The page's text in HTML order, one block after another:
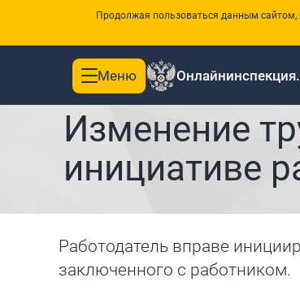
Продолжая пользоваться данным сайтом,
Toggle
navigation
Меню
Главная |Памятки
Изменение
инициативе
Работодатель вправе
заключенного с работником.